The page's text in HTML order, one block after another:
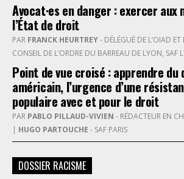
Avocat·es en danger : exercer aux
l’État de droit
PAR FRANCK HEURTREY
CONSEIL DE L’ORDRE DU BARREAU DE LYON, SAF
Point de vue croisé : apprendre du
américain, l’urgence d’une résistance
populaire avec et pour le droit
PAR PABLO PILLAUD-VIVIEN - RÉDACTEUR EN
| HUGO PARTOUCHE - SAF PARIS
DOSSIER RACISME